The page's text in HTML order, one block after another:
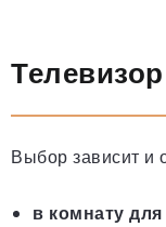
Выбор зависит и
в комнату